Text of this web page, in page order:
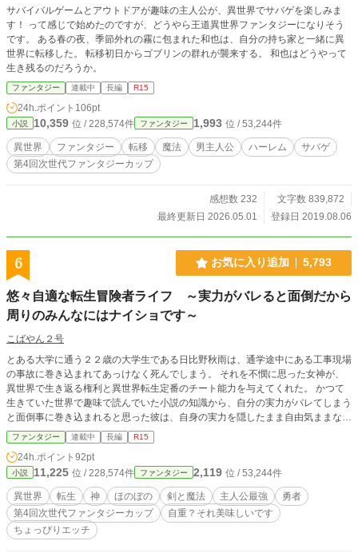
サバイバルゲームとアウトドアが趣味の主人公が、異世界でサバゲを楽しみま
す！ って感じで始めたのですが、どうやら王道異世界ファンタジーになりそう
です。 ある春の夜、季節外れの霧に包まれた和也は、自分の持ち家と一緒に異
世界に転移した。 転移初日からゴブリンの群れが襲来する。 和也はどうやって
生き残るのだろうか。
ファンタジー 連載中 長編 R15
24h.ポイント 106pt
小説 10,359 位 / 228,574件 ファンタジー 1,993 位 / 53,244件
異世界 ファンタジー 転移 魔法 男主人公 ハーレム
サバゲ
第4回次世代ファンタジーカップ
感想数 232
文字数 839,872
最終更新日 2026.05.01
登録日 2019.08.06
6 お気に入り追加 5,793
悠々自適な転生冒険者ライフ ～実力がバレると面倒だから
周りのみんなにはナイショです～
こばやん２号
とある大学に通う２２歳の大学生である日比野秋雨は、通学途中にある工事現場
の事故に巻き込まれてあっけなく死んでしまう。 それを不憫に思った女神が、
異世界で生き返る権利と異世界転生定番のチート能力を与えてくれた。 かつて
生きていた世界で趣味で読んでいた小説の知識から、自分の実力がバレてしまう
と面倒事に巻き込まれると思った彼は、自身の実力を隠したまま自由気ままな冒
険者をすることにした。 果たして彼の二度目の人生はうまくいくのか？ そし
て彼は自分の実力を隠したまま平和な異世界生活をおくれるのか！？ ※この作
品はアルファポリス、小説家になろうの両サイトで同時配信しております。
ファンタジー 連載中 長編 R15
24h.ポイント 92pt
小説 11,225 位 / 228,574件 ファンタジー 2,119 位 / 53,244件
異世界 転生 神 ほのぼの 剣と魔法 主人公最強
勇者
第4回次世代ファンタジーカップ
自重？それ美味しいです
ちょっぴりエッチ